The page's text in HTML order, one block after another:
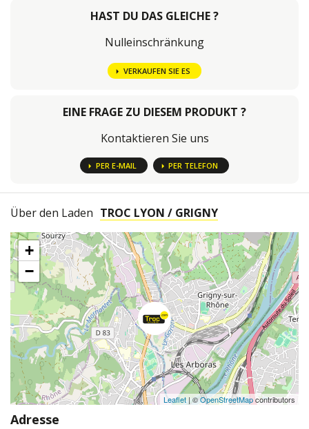
HAST DU DAS GLEICHE ?
Nulleinschränkung
VERKAUFEN SIE ES
EINE FRAGE ZU DIESEM PRODUKT ?
Kontaktieren Sie uns
PER E-MAIL PER TELEFON
Über den Laden TROC LYON / GRIGNY
+
−
Leaflet | ©OpenStreetMapcontributors
Adresse